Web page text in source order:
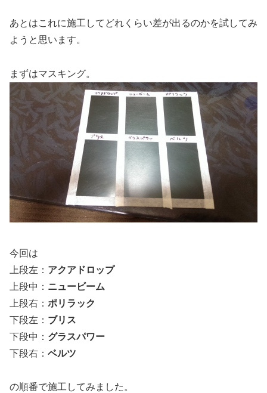
あとはこれに施工してどれくらい差が出るのかを試してみ
ようと思います。
まずはマスキング。
今回は
上段左： アクアドロップ
上段中： ニュービーム
上段右： ポリラック
下段左： ブリス
下段中： グラスパワー
下段右： ベルツ
の順番で施工してみました。